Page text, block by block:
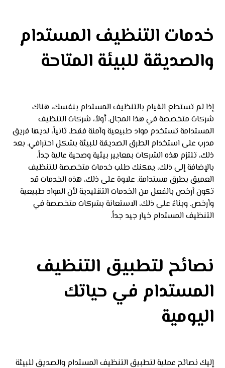
خدمات التنظيف المستدام
والصديقة للبيئة المتاحة
إذا لم تستطع القيام بالتنظيف المستدام بنفسك، هناك
شركات متخصصة في هذا المجال. أولاً، شركات التنظيف
المستدامة تستخدم مواد طبيعية وآمنة فقط. ثانياً، لديها فريق
مدرب على استخدام الطرق الصديقة للبيئة بشكل احترافي. بعد
ذلك، تلتزم هذه الشركات بمعايير بيئية وصحية عالية جداً.
بالإضافة إلى ذلك، يمكنك طلب خدمات متخصصة للتنظيف
العميق بطرق مستدامة. علاوة على ذلك، هذه الخدمات قد
تكون أرخص بالفعل من الخدمات التقليدية لأن المواد طبيعية
وأرخص. وبناءً على ذلك، الاستعانة بشركات متخصصة في
التنظيف المستدام خيار جيد جداً.
نصائح لتطبيق التنظيف
المستدام في حياتك
اليومية
إليك نصائح عملية لتطبيق التنظيف المستدام والصديق للبيئة